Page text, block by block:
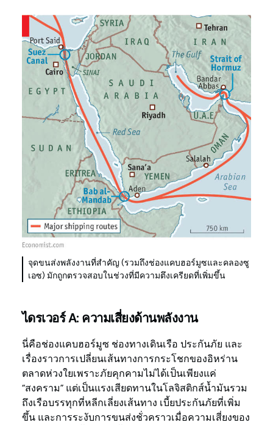
จุดขนส่งพลังงานที่สำคัญ (รวมถึงช่องแคบฮอร์มูซและคลองซู
เอซ) มักถูกตรวจสอบในช่วงที่มีความตึงเครียดที่เพิ่มขึ้น
ไดรเวอร์ A: ความเสี่ยงด้านพลังงาน
นี่คือช่องแคบฮอร์มูซ ช่องทางเดินเรือ ประกันภัย และ
เรื่องราวการเปลี่ยนเส้นทางการกระโชกของอิหร่าน
ตลาดห่วงใยเพราะภัยคุกคามไม่ได้เป็นเพียงแค่
“สงคราม” แต่เป็นแรงเสียดทานในโลจิสติกส์น้ำมันรวม
ถึงเรือบรรทุกที่หลีกเลี่ยงเส้นทาง เบี้ยประกันภัยที่เพิ่ม
ขึ้น และการระงับการขนส่งชั่วคราวเมื่อความเสี่ยงของ